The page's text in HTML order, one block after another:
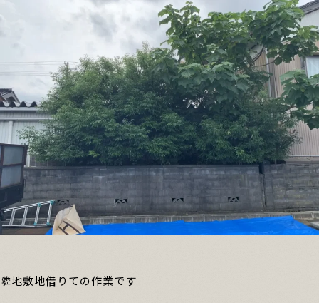
隣地敷地借りての作業です